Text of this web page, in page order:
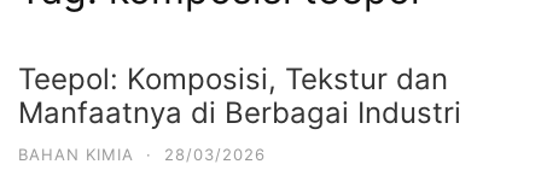
Teepol: Komposisi, Tekstur dan
Manfaatnya di Berbagai Industri
BAHAN KIMIA · 28/03/2026